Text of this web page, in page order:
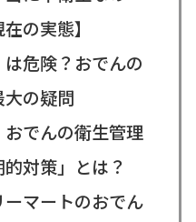
の実態】
危険？おでんの
の疑問
おでんの衛生管理
対策」とは？
ーマートのおでん